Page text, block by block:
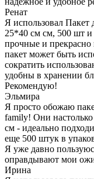
Ренат
Я использовал Пакет
25*40 см см, 500 шт и
прочные и
пакет может быть
сократить
удобны в хранении
Рекомендую!
Эльмира
Я просто обожаю
family! Они
см - идеально
еще 500 штук в
Я уже давно
оправдывают мои
Ирина